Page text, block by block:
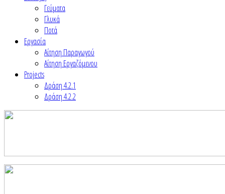
Γεύματα
Γλυκά
Ποτά
Εργασία
Αίτηση Παραγωγού
Αίτηση Εργαζόμενου
Projects
Δράση 4.2.1
Δράση 4.2.2